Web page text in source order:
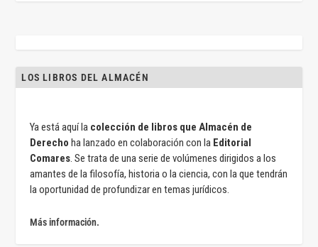
LOS LIBROS DEL ALMACÉN
Ya está aquí la colección de libros que Almacén de
Derecho ha lanzado en colaboración con la Editorial
Comares. Se trata de una serie de volúmenes dirigidos a los
amantes de la filosofía, historia o la ciencia, con la que tendrán
la oportunidad de profundizar en temas jurídicos.
Más información.